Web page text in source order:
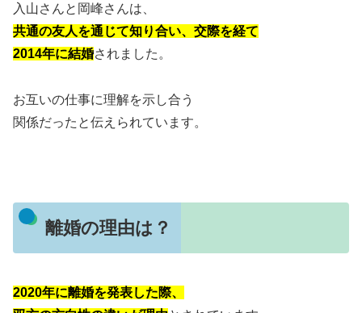
入山さんと岡峰さんは、
共通の友人を通じて知り合い、交際を経て
2014年に結婚されました。
お互いの仕事に理解を示し合う
関係だったと伝えられています。
離婚の理由は？
2020年に離婚を発表した際、